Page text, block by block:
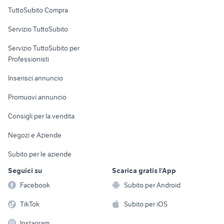
Informatica
Console e
Fotografia
Telefonia
Biciclette
TuttoSubito Compra
Servizio TuttoSubito
Servizio TuttoSubito per
Professionisti
Inserisci annuncio
Promuovi annuncio
Consigli per la vendita
Negozi e Aziende
Subito per le aziende
Seguici su
Facebook
TikTok
Scarica gratis l'App
Subito per Android
Subito per iOS